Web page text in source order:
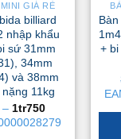
GIÁ RẺ
billiard
nhập khẩu
sứ 31mm
34mm
và 38mm
11kg
– 1tr750
giá:
từ
+